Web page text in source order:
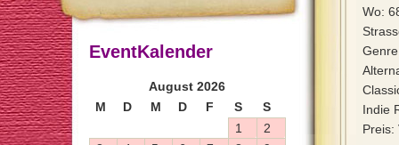
Wo:
Indie
Preis:
EventKalender
August 2026
M
D M D F S S
1
2